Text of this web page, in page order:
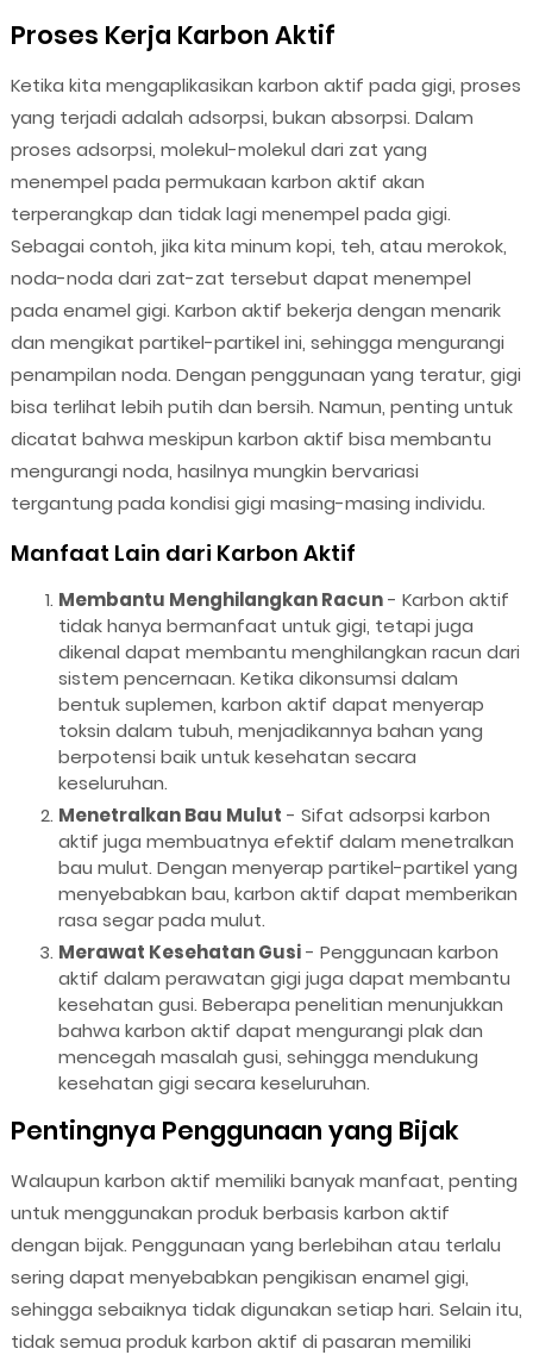
Proses Kerja Karbon Aktif
Ketika kita mengaplikasikan karbon aktif pada gigi, proses
yang terjadi adalah adsorpsi, bukan absorpsi. Dalam
proses adsorpsi, molekul-molekul dari zat yang
menempel pada permukaan karbon aktif akan
terperangkap dan tidak lagi menempel pada gigi.
Sebagai contoh, jika kita minum kopi, teh, atau merokok,
noda-noda dari zat-zat tersebut dapat menempel
pada enamel gigi. Karbon aktif bekerja dengan menarik
dan mengikat partikel-partikel ini, sehingga mengurangi
penampilan noda. Dengan penggunaan yang teratur, gigi
bisa terlihat lebih putih dan bersih. Namun, penting untuk
dicatat bahwa meskipun karbon aktif bisa membantu
mengurangi noda, hasilnya mungkin bervariasi
tergantung pada kondisi gigi masing-masing individu.
Manfaat Lain dari Karbon Aktif
Membantu Menghilangkan Racun- Karbon aktif
tidak hanya bermanfaat untuk gigi, tetapi juga
dikenal dapat membantu menghilangkan racun dari
sistem pencernaan. Ketika dikonsumsi dalam
bentuk suplemen, karbon aktif dapat menyerap
toksin dalam tubuh, menjadikannya bahan yang
berpotensi baik untuk kesehatan secara
keseluruhan.
Menetralkan Bau Mulut - Sifat adsorpsi karbon
aktif juga membuatnya efektif dalam menetralkan
bau mulut. Dengan menyerap partikel-partikel yang
menyebabkan bau, karbon aktif dapat memberikan
rasa segar pada mulut.
Merawat Kesehatan Gusi- Penggunaan karbon
aktif dalam perawatan gigi juga dapat membantu
kesehatan gusi. Beberapa penelitian menunjukkan
bahwa karbon aktif dapat mengurangi plak dan
mencegah masalah gusi, sehingga mendukung
kesehatan gigi secara keseluruhan.
Pentingnya Penggunaan yang Bijak
Walaupun karbon aktif memiliki banyak manfaat, penting
untuk menggunakan produk berbasis karbon aktif
dengan bijak. Penggunaan yang berlebihan atau terlalu
sering dapat menyebabkan pengikisan enamel gigi,
sehingga sebaiknya tidak digunakan setiap hari. Selain itu,
tidak semua produk karbon aktif di pasaran memiliki